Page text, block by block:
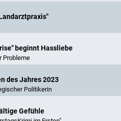
beginnt Hassliebe
Probleme
des Jahres 2023
Politikerin
Gefühle